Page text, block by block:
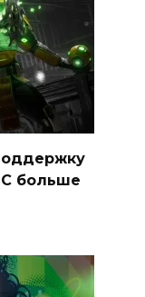
больше